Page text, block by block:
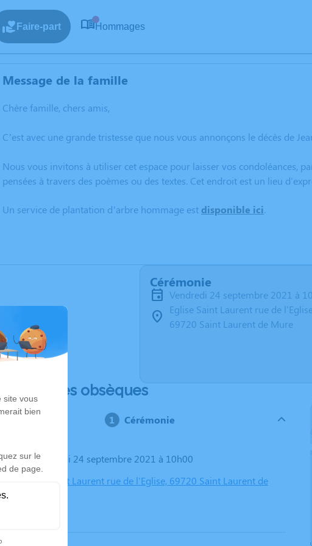
Faire-part Hommages
Message de la famille
Chère famille, chers amis,
C’est avec une grande tristesse que nous vous annonçons le décès de
Nous vous invitons à utiliser cet espace pour laisser vos condoléances,
pensées à travers des poèmes ou des textes. Cet endroit est un lieu
Un service de plantation d’arbre hommage est disponible ici.
Cérémonie
vendredi 24 septembre 2021 à
Eglise Saint Laurent rue de
69720 Saint Laurent de Mure
Déroulé des obsèques
Cérémonie
Le vendredi 24 septembre 2021 à 10h00
Eglise Saint Laurent rue de l'Eglise, 69720 Saint Laurent de